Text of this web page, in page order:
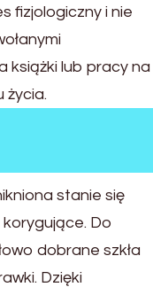
fizjologiczny i nie
książki lub pracy na
życia.
stanie się
Do
dobrane szkła
Dzięki